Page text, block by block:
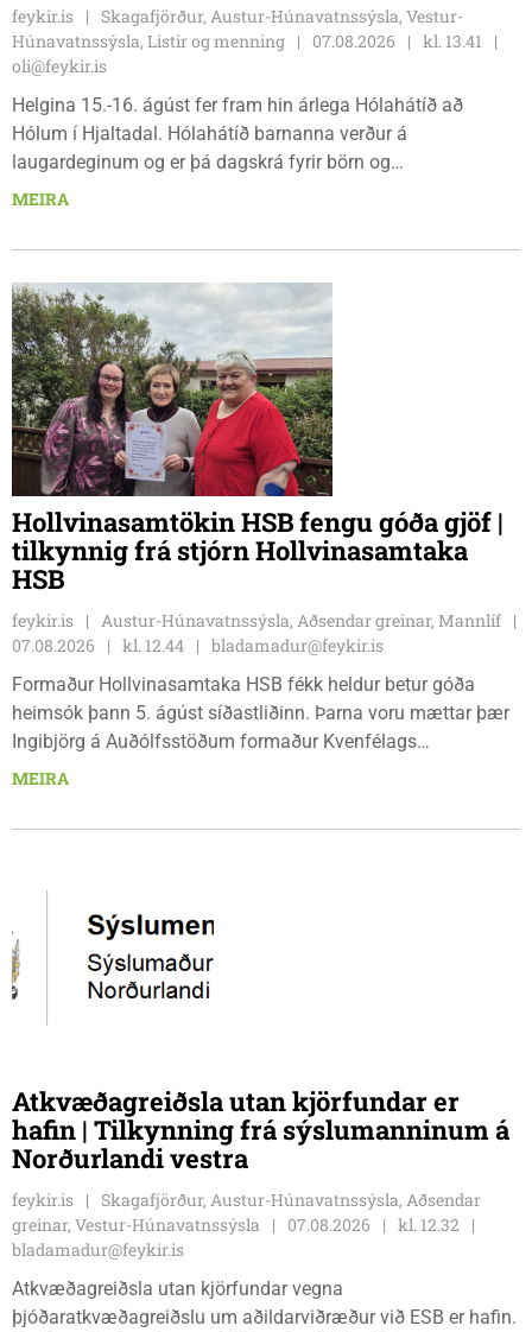
feykir.is
Skagafjörður, Austur-Húnavatnssýsla, Vestur-
Húnavatnssýsla, Listir og menning
07.08.2026
kl. 13.41
oli@feykir.is
Helgina 15.-16. ágúst fer fram hin árlega Hólahátíð að
Hólum í Hjaltadal. Hólahátíð barnanna verður á
laugardeginum og er þá dagskrá fyrir börn og
fjölskyldur.Lydía Einarsdóttir svæðisstjóri æskulýðsmála og
MEIRA
Hollvinasamtökin HSB fengu góða gjöf |
tilkynnig frá stjórn Hollvinasamtaka
HSB
feykir.is
Austur-Húnavatnssýsla, Aðsendar greinar, Mannlíf
07.08.2026
kl. 12.44
bladamadur@feykir.is
Formaður Hollvinasamtaka HSB fékk heldur betur góða
heimsók þann 5. ágúst síðastliðinn. Þarna voru mættar þær
Ingibjörg á Auðólfsstöðum formaður Kvenfélags
Bólstaðarhlíðarhrepps og Guðrún á Auðkúlu formaður
gjafabréf að upphæð kr: 737.800 upp í kaup á
MEIRA
Atkvæðagreiðsla utan kjörfundar er
hafin | Tilkynning frá sýslumanninum á
Norðurlandi vestra
feykir.is
Skagafjörður, Austur-Húnavatnssýsla, Aðsendar
greinar, Vestur-Húnavatnssýsla
07.08.2026
kl. 12.32
bladamadur@feykir.is
Atkvæðagreiðsla utan kjörfundar vegna
þjóðaratkvæðagreiðslu um aðildarviðræður við ESB er hafin.